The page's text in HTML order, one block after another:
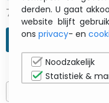
717 gevonden
ZOEKOPDRACHT
derden. U gaat
website blijft
ons privacy- en
Noodzakelijk
Statistiek &